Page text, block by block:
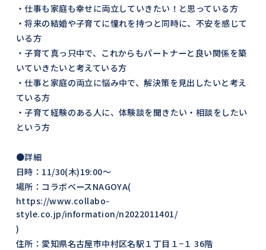
・仕事も家庭も幸せに両立していきたい！と思っている方
・将来の結婚や子育てに憧れを持つと同時に、不安を感じて
いる方
・子育て真っ只中で、これからもパートナーと良い関係を築
いていきたいと考えている方
・仕事と家庭の両立に悩み中で、解決策を見出したいと考え
ている方
・子育て経験のある人に、体験談を聞きたい・相談をしたい
という方
●詳細
日時：11/30(木)19:00～
場所：コラボベースNAGOYA(
https://www.collabo-
style.co.jp/information/n2022011401/
)
住所：愛知県名古屋市中村区名駅１丁目１−１ 36階